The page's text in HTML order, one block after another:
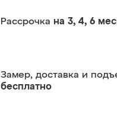
Рассрочка на 3, 4, 6
Замер, доставка и
бесплатно